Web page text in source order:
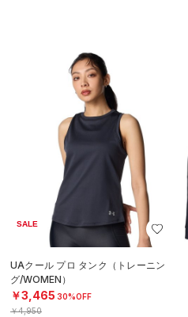
SALE
UAクール プロ タンク（トレーニン
グ/WOMEN）
￥3,465 30%OFF
￥4,950